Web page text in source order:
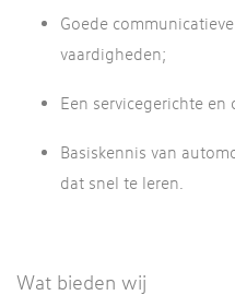
Goede
vaardigheden;
Een servicegerichte
Basiskennis van
dat snel te leren.
Wat bieden wij